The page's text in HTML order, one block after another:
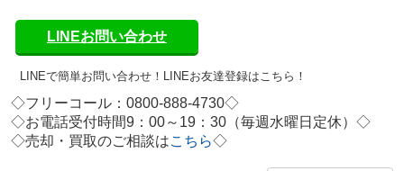
LINEお問い合わせ
LINEで簡単お問い合わせ！ LINEお友達登録はこちら！
◇フリーコール：0800-888-4730◇
◇お電話受付時間9：00～19：30（毎週水曜日定休）◇
◇売却・買取のご相談はこちら◇